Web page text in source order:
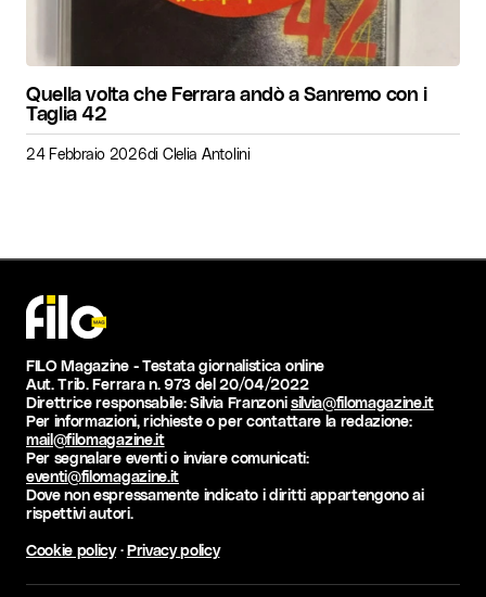
Quella volta che Ferrara andò a Sanremo con i
Taglia 42
24 Febbraio 2026di Clelia Antolini
FILO Magazine - Testata giornalistica online
Aut. Trib. Ferrara n. 973 del 20/04/2022
Direttrice responsabile: Silvia Franzonisilvia@filomagazine.it
Per informazioni, richieste o per contattare la redazione:
mail@filomagazine.it
Per segnalare eventi o inviare comunicati:
eventi@filomagazine.it
Dove non espressamente indicato i diritti appartengono ai
rispettivi autori.
Cookie policy·Privacy policy